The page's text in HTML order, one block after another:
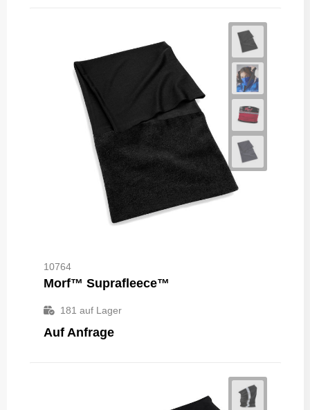
10764
Morf™ Suprafleece™
181 auf Lager
Auf Anfrage